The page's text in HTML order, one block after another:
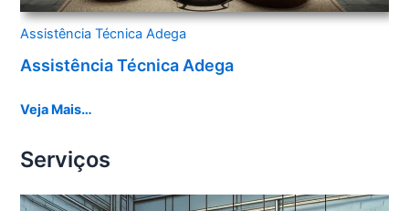
Assistência Técnica Adega
Assistência Técnica Adega
Veja Mais…
Serviços